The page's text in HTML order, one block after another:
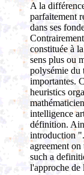
A la
parfaitement
dans ses
constituée à
sens plus ou
polysémie du
importantes.
heuristics
intelligence
définition.
introduction
agreement
such a
l'approche de